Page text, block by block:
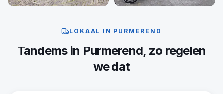
LOKAAL IN PURMEREND
Tandemsin Purmerend, zo regelen
we dat